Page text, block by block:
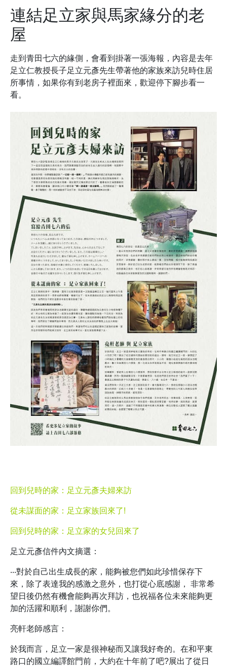
連結足立家與馬家緣分的老
屋
走到青田七六的緣側，會看到掛著一張海報，內容是去年
足立仁教授長子足立元彥先生帶著他的家族來訪兒時住居
所事情，如果你有到老房子裡面來，歡迎停下腳步看一
看。
回到兒時的家：足立元彥夫婦來訪
從未謀面的家：足立家族回來了!
回到兒時的家：足立家的女兒回來了
足立元彥信件內文摘選：
‧‧‧對於自己出生成長的家，能夠被您們如此珍惜保存下
來，除了表達我的感激之意外，也打從心底感謝， 非常希
望日後仍然有機會能夠再次拜訪，也祝福各位未來能夠更
加的活躍和順利，謝謝你們。
亮軒老師感言：
於我而言，足立一家是很神秘而又讓我好奇的。在和平東
路口的國立編譯館門前，大約在十年前了吧?展出了從日